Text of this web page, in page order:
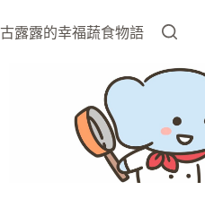
至
古露露的幸福蔬食物語